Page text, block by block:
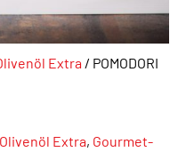
Extra / POMODORI
Extra, Gourmet-